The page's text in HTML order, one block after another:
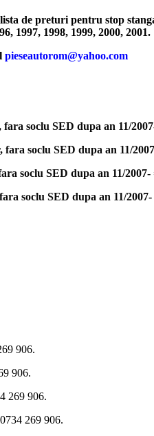
de preturi pentru stop
1997, 1998, 1999, 2000, 2001.
pieseautorom@yahoo.com
soclu SED dupa an 11/
soclu SED dupa an 11/
soclu SED dupa an 11/2007-
soclu SED dupa an 11/2007-
906.
906.
269 906.
269 906.